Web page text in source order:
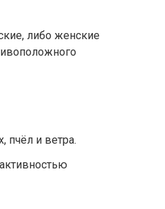
либо женские
пчёл и ветра.